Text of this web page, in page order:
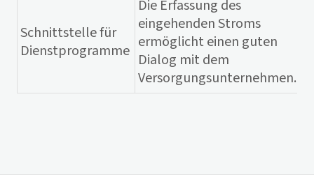
Schnittstelle für
Dienstprogramme
Die Erfassung des
eingehenden Stroms
ermöglicht einen guten
Dialog mit dem
Versorgungsunternehmen.